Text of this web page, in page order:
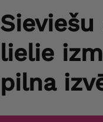
Sieviešu
lielie
pilna